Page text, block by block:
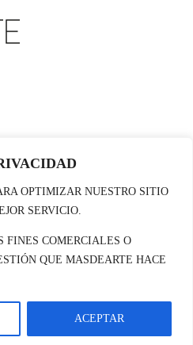
OPTIMIZAR NUESTRO SITIO
SERVICIO.
FINES COMERCIALES O
QUE MASDEARTE HACE
ACEPTAR
exposiciones, museos y artistas